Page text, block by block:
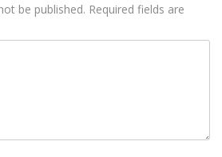
be published. Required fields are